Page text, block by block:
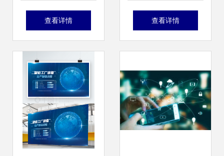
产品的视觉语言与
查看详情
务 赋能数字化转型
查看详情